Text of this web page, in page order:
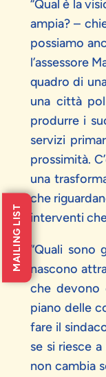
“Qual è la
ampia? –
possiamo
l’assessore
quadro di
una città
produrre i
servizi
prossimità.
una
che
interventi
“Quali sono
nascono
che devono
piano delle
fare il
se si riesce
non cambia
MAILING LIST